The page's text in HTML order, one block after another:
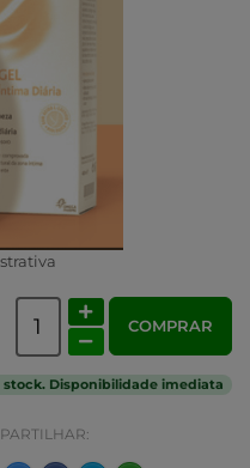
COMPRAR
Disponibilidade imediata
PARTILHAR: